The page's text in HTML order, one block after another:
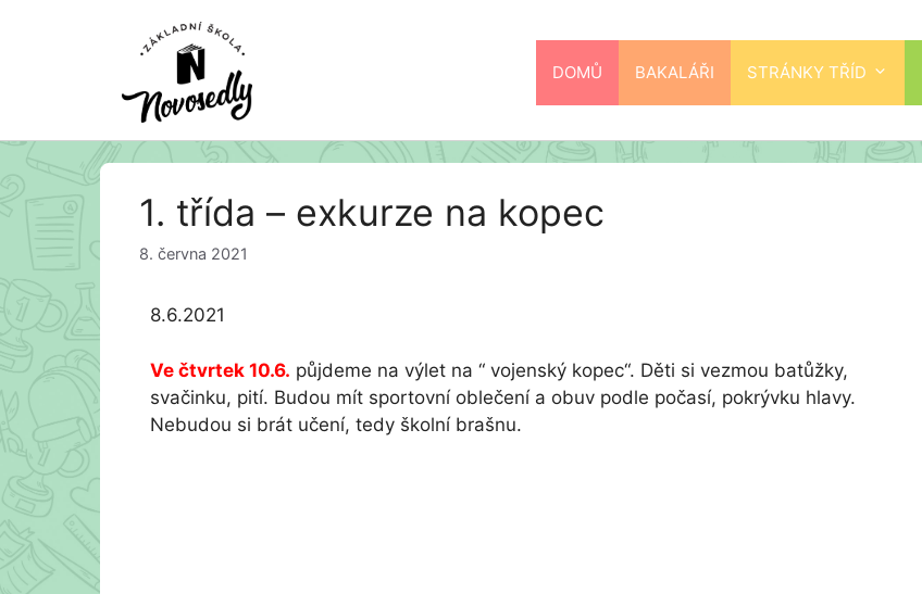
DOMŮ BAKALÁŘI STRÁNKY TŘÍD
1. třída – exkurze na kopec
8. června 2021
8.6.2021
Ve čtvrtek 10.6. půjdeme na výlet na “ vojenský kopec“. Děti si vezmou batůžky,
svačinku, pití. Budou mít sportovní oblečení a obuv podle počasí, pokrývku hlavy.
Nebudou si brát učení, tedy školní brašnu.